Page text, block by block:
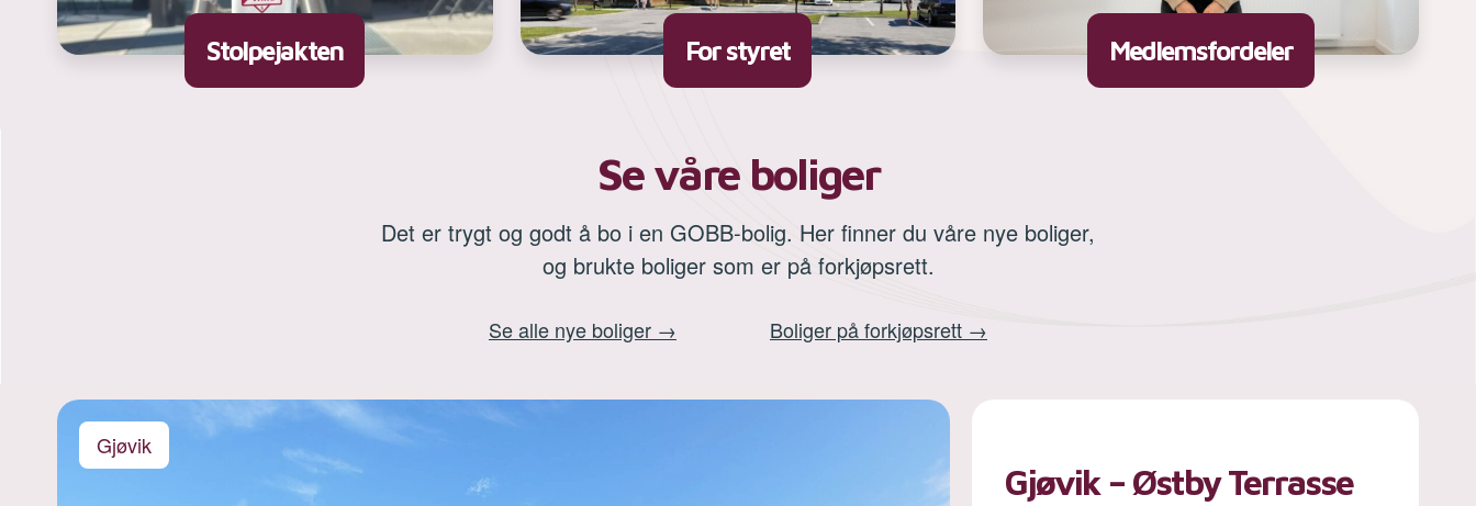
Stolpejakten For styret Medlemsfordeler
Se våre boliger
Det er trygt og godt å bo i en GOBB-bolig. Her finner du våre nye boliger,
og brukte boliger som er på forkjøpsrett.
Se alle nye boliger → Boliger på forkjøpsrett →
Gjøvik
Gjøvik – Østby Terrasse